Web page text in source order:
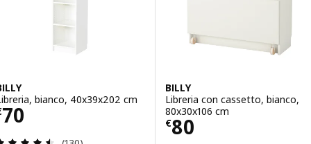
bianco, 40x39x202 cm
70 € 70
BILLY
Libreria con cassetto, bianco,
80x30x106 cm
€80
Prezzo € 80